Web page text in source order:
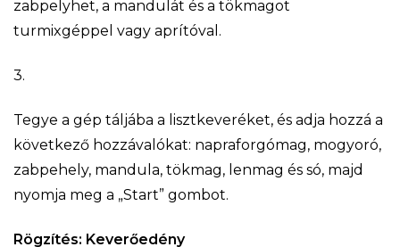
zabpelyhet, a mandulát és a tökmagot
turmixgéppel vagy aprítóval.
3.
Tegye a gép táljába a lisztkeveréket, és adja hozzá a
következő hozzávalókat: napraforgómag, mogyoró,
zabpehely, mandula, tökmag, lenmag és só, majd
nyomja meg a „Start” gombot.
Rögzítés: Keverőedény